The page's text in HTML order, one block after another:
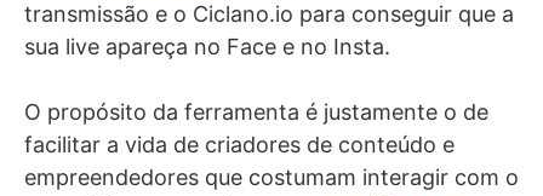
transmissão e o Ciclano.io para conseguir que a
sua live apareça no Face e no Insta.
O propósito da ferramenta é justamente o de
facilitar a vida de criadores de conteúdo e
empreendedores que costumam interagir com o